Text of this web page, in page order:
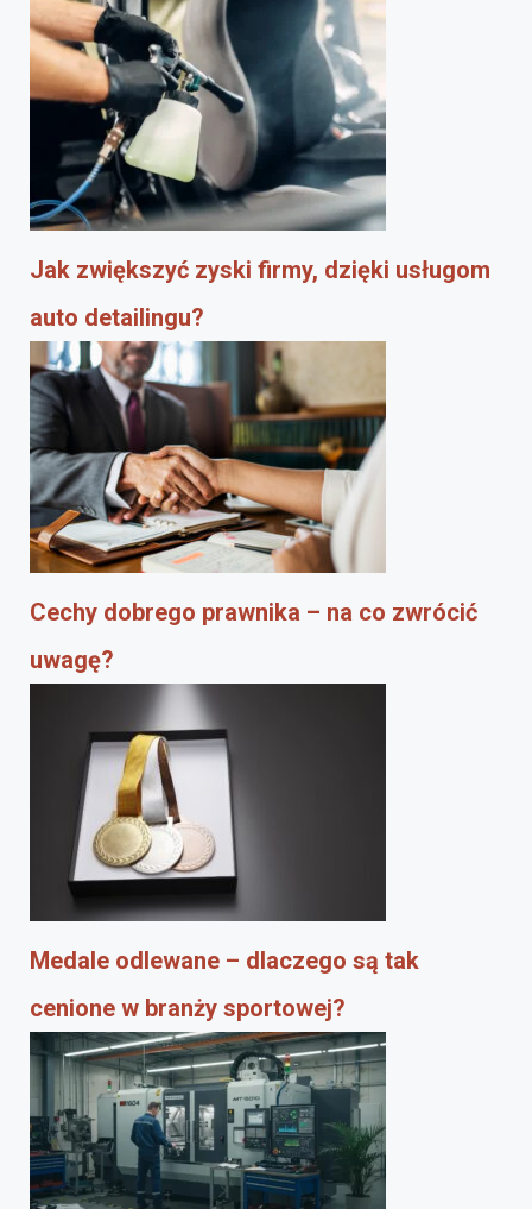
Jak zwiększyć zyski firmy, dzięki usługom
auto detailingu?
Cechy dobrego prawnika – na co zwrócić
uwagę?
Medale odlewane – dlaczego są tak
cenione w branży sportowej?